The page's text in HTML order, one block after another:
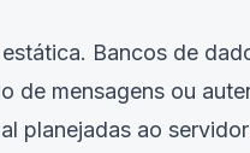
Bancos de
de mensagens ou
planejadas ao